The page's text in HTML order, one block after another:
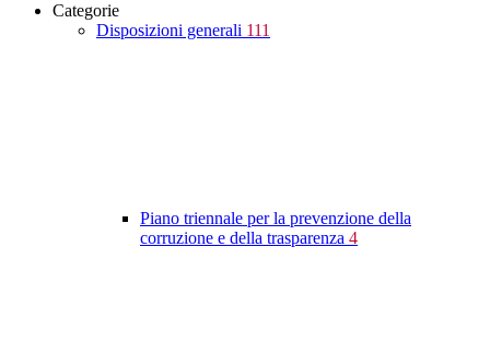
Categorie
Disposizioni generali 111
Piano triennale per la prevenzione della
corruzione e della trasparenza 4